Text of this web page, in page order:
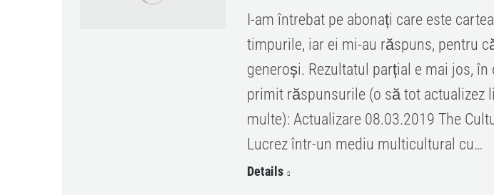
I-am întrebat pe abonați care este
timpurile, iar ei mi-au răspuns, pentru
generoși. Rezultatul parțial e mai jos, în
primit răspunsurile (o să tot actualizez
multe): Actualizare 08.03.2019 The
Lucrez într-un mediu multicultural cu…
Details